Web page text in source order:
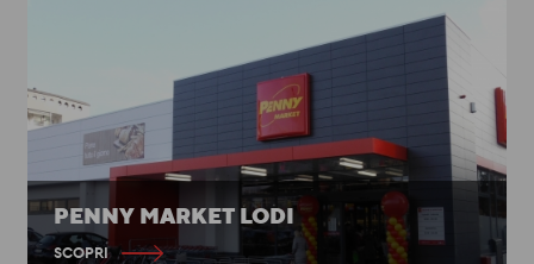
PENNY MARKET LODI
SCOPRI